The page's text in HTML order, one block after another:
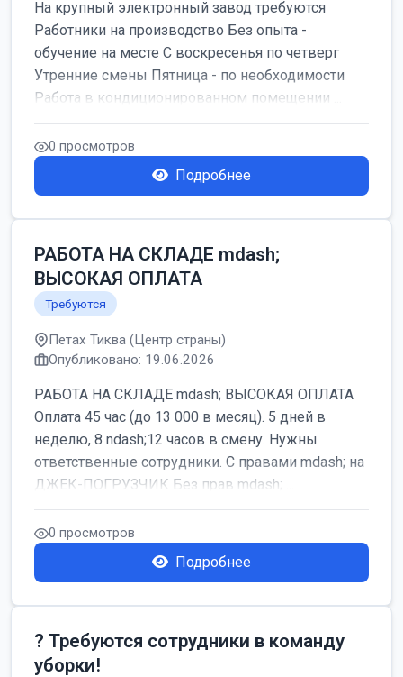
На крупный электронный завод требуются
Работники на производство Без опыта -
обучение на месте С воскресенья по четверг
Утренние смены Пятница - по необходимости
Работа в кондиционированном помещении ...
0 просмотров
Подробнее
РАБОТА НА СКЛАДЕ mdash;
ВЫСОКАЯ ОПЛАТА
Требуются
Петах Тиква (Центр страны)
Опубликовано: 19.06.2026
РАБОТА НА СКЛАДЕ mdash; ВЫСОКАЯ ОПЛАТА
Оплата 45 час (до 13 000 в месяц). 5 дней в
неделю, 8 ndash;12 часов в смену. Нужны
ответственные сотрудники. С правами mdash; на
ДЖЕК-ПОГРУЗЧИК Без прав mdash; ...
0 просмотров
Подробнее
? Требуются сотрудники в команду
уборки!